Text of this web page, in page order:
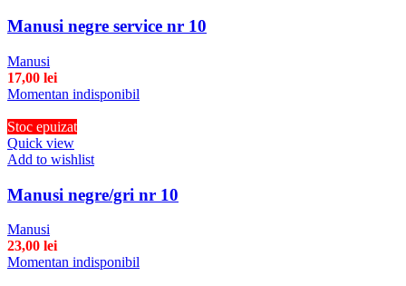
Manusi negre service nr 10
Manusi
17,00 lei
Momentan indisponibil
Stoc epuizat
Quick view
Add to wishlist
Manusi negre/gri nr 10
Manusi
23,00 lei
Momentan indisponibil